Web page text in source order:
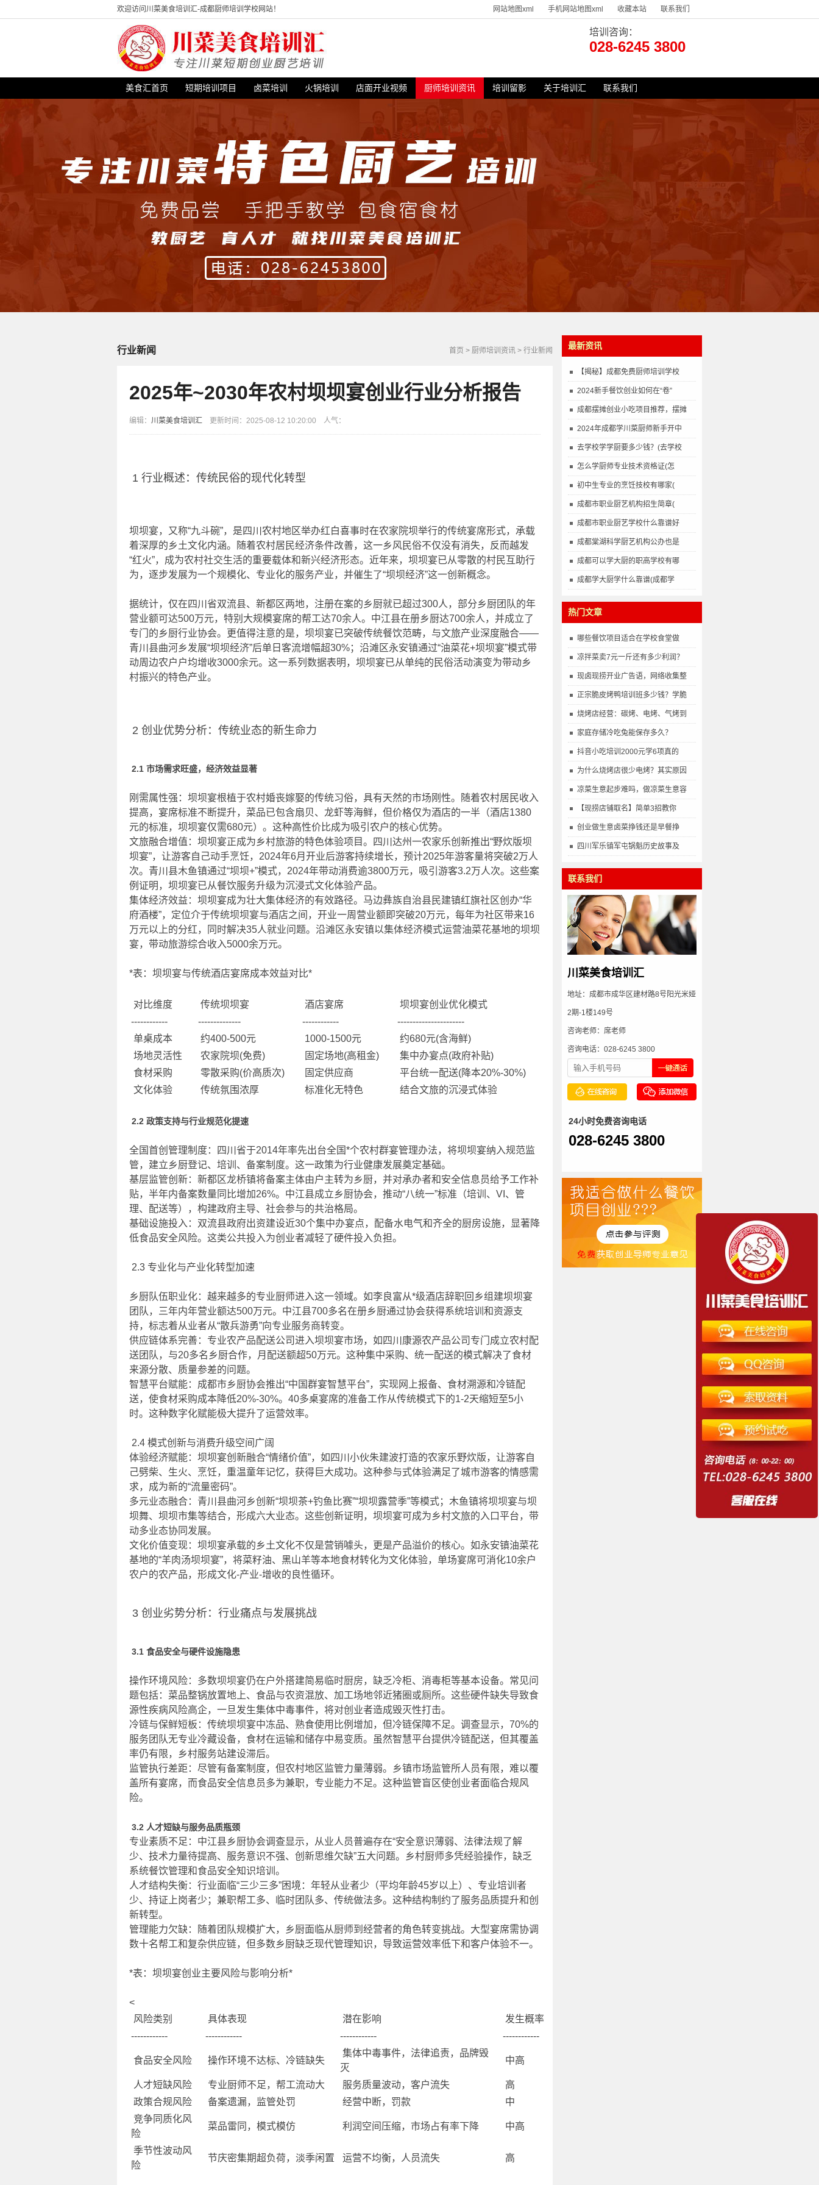
网站地图xml 手机网站地图xml 收藏本站 联系我们
欢迎访问川菜美食培训汇-成都厨师培训学校网站！
培训咨询：
028-6245 3800
美食汇首页 短期培训项目 卤菜培训 火锅培训 店面开业视频 厨师培训资讯 培训留影 关于培训汇 联系我们
最新资讯
【揭秘】成都免费厨师培训学校
2024新手餐饮创业如何在“卷”
成都摆摊创业小吃项目推荐，摆摊
2024年成都学川菜厨师新手开中
去学校学学厨要多少钱？(去学校
怎么学厨师专业技术资格证(怎
初中生专业的烹饪技校有哪家(
成都市职业厨艺机构招生简章(
成都市职业厨艺学校什么靠谱好
成都棠湖科学厨艺机构公办也是
成都可以学大厨的职高学校有哪
成都学大厨学什么靠谱(成都学
热门文章
哪些餐饮项目适合在学校食堂做
凉拌菜卖7元一斤还有多少利润？
现卤现捞开业广告语，网络收集整
正宗脆皮烤鸭培训班多少钱？学脆
烧烤店经营：碳烤、电烤、气烤到
家庭存储冷吃兔能保存多久？
抖音小吃培训2000元学6项真的
为什么烧烤店很少电烤？其实原因
凉菜生意起步难吗，做凉菜生意容
【现捞店铺取名】简单3招教你
创业做生意卤菜挣钱还是早餐挣
四川军乐镇军屯锅魁历史故事及
联系我们
川菜美食培训汇
地址：成都市成华区建材路8号阳光米娅
2期-1楼149号
咨询老师：席老师
咨询电话：028-6245 3800
24小时免费咨询电话
028-6245 3800
首页 > 厨师培训资讯 > 行业新闻
行业新闻
2025年~2030年农村坝坝宴创业行业分析报告
编辑： 川菜美食培训汇 更新时间：2025-08-12 10:20:00 人气：
1 行业概述：传统民俗的现代化转型
坝坝宴，又称“九斗碗”，是四川农村地区举办红白喜事时在农家院坝举行的传统宴席形式，承载
着深厚的乡土文化内涵。随着农村居民经济条件改善，这一乡风民俗不仅没有消失，反而越发
“红火”，成为农村社交生活的重要载体和新兴经济形态。近年来，坝坝宴已从零散的村民互助行
为，逐步发展为一个规模化、专业化的服务产业，并催生了“坝坝经济”这一创新概念。
据统计，仅在四川省双流县、新都区两地，注册在案的乡厨就已超过300人，部分乡厨团队的年
营业额可达500万元，特别大规模宴席的帮工达70余人。中江县在册乡厨达700余人，并成立了
专门的乡厨行业协会。更值得注意的是，坝坝宴已突破传统餐饮范畴，与文旅产业深度融合——
青川县曲河乡发展“坝坝经济”后单日客流增幅超30%；沿滩区永安镇通过“油菜花+坝坝宴”模式带
动周边农户户均增收3000余元。这一系列数据表明，坝坝宴已从单纯的民俗活动演变为带动乡
村振兴的特色产业。
2 创业优势分析：传统业态的新生命力
2.1 市场需求旺盛，经济效益显著
刚需属性强：坝坝宴根植于农村婚丧嫁娶的传统习俗，具有天然的市场刚性。随着农村居民收入
提高，宴席标准不断提升，菜品已包含扇贝、龙虾等海鲜，但价格仅为酒店的一半（酒店1380
元的标准，坝坝宴仅需680元）。这种高性价比成为吸引农户的核心优势。
文旅融合增值：坝坝宴正成为乡村旅游的特色体验项目。四川达州一农家乐创新推出“野炊版坝
坝宴”，让游客自己动手烹饪，2024年6月开业后游客持续增长，预计2025年游客量将突破2万人
次。青川县木鱼镇通过“坝坝+”模式，2024年带动消费逾3800万元，吸引游客3.2万人次。这些案
例证明，坝坝宴已从餐饮服务升级为沉浸式文化体验产品。
集体经济效益：坝坝宴成为壮大集体经济的有效路径。马边彝族自治县民建镇红旗社区创办“华
府酒楼”，定位介于传统坝坝宴与酒店之间，开业一周营业额即突破20万元，每年为社区带来16
万元以上的分红，同时解决35人就业问题。沿滩区永安镇以集体经济模式运营油菜花基地的坝坝
宴，带动旅游综合收入5000余万元。
*表：坝坝宴与传统酒店宴席成本效益对比*
对比维度 传统坝坝宴 酒店宴席
坝坝宴创业优化模式
------------
-------------- ------------
----------------------
单桌成本
约400-500元 1000-1500元
约680元(含海鲜)
场地灵活性
农家院坝(免费) 固定场地(高租金)
集中办宴点(政府补贴)
食材采购
零散采购(价高质次) 固定供应商
平台统一配送(降本20%-30%)
文化体验
传统氛围浓厚 标准化无特色 结合文旅的沉浸式体验
2.2 政策支持与行业规范化提速
全国首创管理制度：四川省于2014年率先出台全国*个农村群宴管理办法，将坝坝宴纳入规范监
管，建立乡厨登记、培训、备案制度。这一政策为行业健康发展奠定基础。
基层监管创新：新都区龙桥镇将备案主体由户主转为乡厨，并对承办者和安全信息员给予工作补
贴，半年内备案数量同比增加26%。中江县成立乡厨协会，推动“八统一”标准（培训、VI、管
理、配送等），构建政府主导、社会参与的共治格局。
基础设施投入：双流县政府出资建设近30个集中办宴点，配备水电气和齐全的厨房设施，显著降
低食品安全风险。这类公共投入为创业者减轻了硬件投入负担。
2.3 专业化与产业化转型加速
乡厨队伍职业化：越来越多的专业厨师进入这一领域。如李良富从*级酒店辞职回乡组建坝坝宴
团队，三年内年营业额达500万元。中江县700多名在册乡厨通过协会获得系统培训和资源支
持，标志着从业者从“散兵游勇”向专业服务商转变。
供应链体系完善：专业农产品配送公司进入坝坝宴市场，如四川康源农产品公司专门成立农村配
送团队，与20多名乡厨合作，月配送额超50万元。这种集中采购、统一配送的模式解决了食材
来源分散、质量参差的问题。
智慧平台赋能：成都市乡厨协会推出“中国群宴智慧平台”，实现网上报备、食材溯源和冷链配
送，使食材采购成本降低20%-30%。40多桌宴席的准备工作从传统模式下的1-2天缩短至5小
时。这种数字化赋能极大提升了运营效率。
2.4 模式创新与消费升级空间广阔
体验经济赋能：坝坝宴创新融合“情绪价值”，如四川小伙朱建波打造的农家乐野炊版，让游客自
己劈柴、生火、烹饪，重温童年记忆，获得巨大成功。这种参与式体验满足了城市游客的情感需
求，成为新的“流量密码”。
多元业态融合：青川县曲河乡创新“坝坝茶+钓鱼比赛”“坝坝露营季”等模式；木鱼镇将坝坝宴与坝
坝舞、坝坝市集等结合，形成六大业态。这些创新证明，坝坝宴可成为乡村文旅的入口平台，带
动多业态协同发展。
文化价值变现：坝坝宴承载的乡土文化不仅是营销噱头，更是产品溢价的核心。如永安镇油菜花
基地的“羊肉汤坝坝宴”，将菜籽油、黑山羊等本地食材转化为文化体验，单场宴席可消化10余户
农户的农产品，形成文化-产业-增收的良性循环。
3 创业劣势分析：行业痛点与发展挑战
3.1 食品安全与硬件设施隐患
操作环境风险：多数坝坝宴仍在户外搭建简易临时厨房，缺乏冷柜、消毒柜等基本设备。常见问
题包括：菜品整锅放置地上、食品与农资混放、加工场地邻近猪圈或厕所。这些硬件缺失导致食
源性疾病风险高企，一旦发生集体中毒事件，将对创业者造成毁灭性打击。
冷链与保鲜短板：传统坝坝宴中冻品、熟食使用比例增加，但冷链保障不足。调查显示，70%的
服务团队无专业冷藏设备，食材在运输和储存中易变质。虽然智慧平台提供冷链配送，但其覆盖
率仍有限，乡村服务站建设滞后。
监管执行差距：尽管有备案制度，但农村地区监管力量薄弱。乡镇市场监管所人员有限，难以覆
盖所有宴席，而食品安全信息员多为兼职，专业能力不足。这种监管盲区使创业者面临合规风
险。
3.2 人才短缺与服务品质瓶颈
专业素质不足：中江县乡厨协会调查显示，从业人员普遍存在“安全意识薄弱、法律法规了解
少、技术力量待提高、服务意识不强、创新思维欠缺”五大问题。乡村厨师多凭经验操作，缺乏
系统餐饮管理和食品安全知识培训。
人才结构失衡：行业面临“三少三多”困境：年轻从业者少（平均年龄45岁以上）、专业培训者
少、持证上岗者少；兼职帮工多、临时团队多、传统做法多。这种结构制约了服务品质提升和创
新转型。
管理能力欠缺：随着团队规模扩大，乡厨面临从厨师到经营者的角色转变挑战。大型宴席需协调
数十名帮工和复杂供应链，但多数乡厨缺乏现代管理知识，导致运营效率低下和客户体验不一。
*表：坝坝宴创业主要风险与影响分析*
<
风险类别
具体表现 潜在影响
发生概率
------------
------------ ------------ ------------
食品安全风险 操作环境不达标、冷链缺失
集体中毒事件，法律追责，品牌毁
灭
中高
人才短缺风险 专业厨师不足，帮工流动大 服务质量波动，客户流失
高
政策合规风险
备案遗漏，监管处罚 经营中断，罚款
中
竞争同质化风
险
菜品雷同，模式模仿 利润空间压缩，市场占有率下降 中高
季节性波动风
险
节庆密集期超负荷，淡季闲置 运营不均衡，人员流失 高